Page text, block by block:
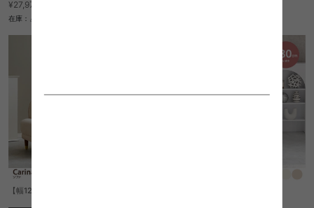
¥27,979→
在庫：△
【幅126cm】Carina ソファ